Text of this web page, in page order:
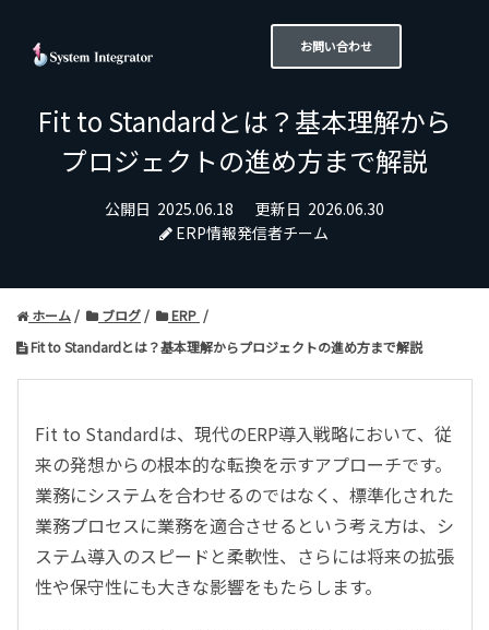
お問い合わせ
Fit to Standardとは？基本理解から
プロジェクトの進め方まで解説
公開日 2025.06.18 更新日 2026.06.30
ERP情報発信者チーム
ホーム ブログ
ERP
Fit to Standardとは？基本理解からプロジェクトの進め方まで解説
Fit to Standardは、現代のERP導入戦略において、従
来の発想からの根本的な転換を示すアプローチです。
業務にシステムを合わせるのではなく、標準化された
業務プロセスに業務を適合させるという考え方は、シ
ステム導入のスピードと柔軟性、さらには将来の拡張
性や保守性にも大きな影響をもたらします。